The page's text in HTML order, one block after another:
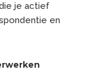
je actief
en